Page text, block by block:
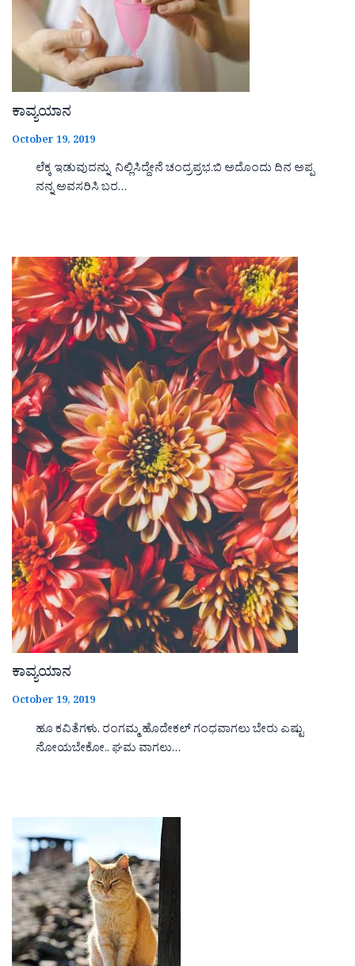
ಕಾವ್ಯಯಾನ
October 19, 2019
ಲೆಕ್ಕ ಇಡುವುದನ್ನು ನಿಲ್ಲಿಸಿದ್ದೇನೆ ಚಂದ್ರಪ್ರಭ.ಬಿ ಅದೊಂದು ದಿನ ಅಪ್ಪ
ನನ್ನ ಅವಸರಿಸಿ ಬರ…
ಕಾವ್ಯಯಾನ
October 19, 2019
ಹೂ ಕವಿತೆಗಳು. ರಂಗಮ್ಮ ಹೊದೇಕಲ್ ಗಂಧವಾಗಲು ಬೇರು ಎಷ್ಟು
ನೋಯಬೇಕೋ.. ಘಮ ವಾಗಲು…